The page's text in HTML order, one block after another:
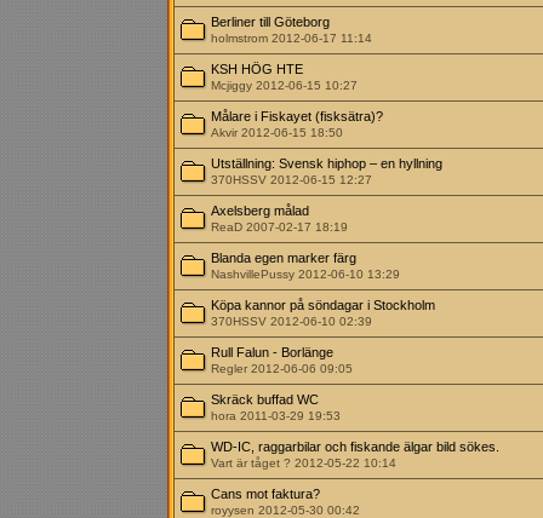
Berliner till Göteborg
holmstrom 2012-06-17 11:14
KSH HÖG HTE
Mcjiggy 2012-06-15 10:27
Målare i Fiskayet (fisksätra)?
Akvir 2012-06-15 18:50
Utställning: Svensk hiphop – en hyllning
370HSSV 2012-06-15 12:27
Axelsberg målad
ReaD 2007-02-17 18:19
Blanda egen marker färg
NashvillePussy 2012-06-10 13:29
Köpa kannor på söndagar i Stockholm
370HSSV 2012-06-10 02:39
Rull Falun - Borlänge
Regler 2012-06-06 09:05
Skräck buffad WC
hora 2011-03-29 19:53
WD-IC, raggarbilar och fiskande älgar bild sökes.
Vart är tåget ? 2012-05-22 10:14
Cans mot faktura?
royysen 2012-05-30 00:42